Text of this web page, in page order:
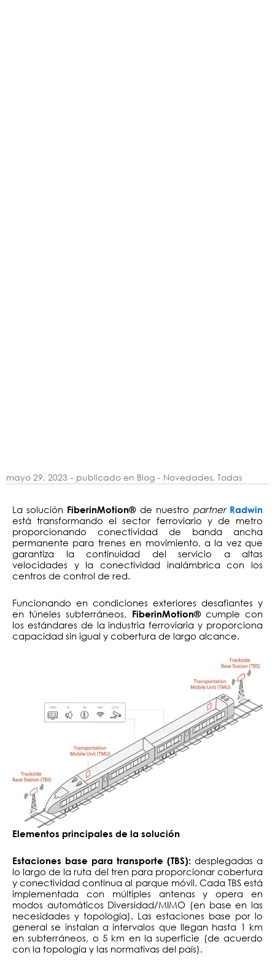
mayo 29, 2023 - publicado en Blog - Novedades, Todas
La solución FiberinMotion®de nuestro partner Radwin
está transformando el sector ferroviario y de metro
proporcionando conectividad de banda ancha
permanente para trenes en movimiento, a la vez que
garantiza la continuidad del servicio a altas
velocidades y la conectividad inalámbrica con los
centros de control de red.
Funcionando en condiciones exteriores desafiantes y
en túneles subterráneos,
FiberinMotion®cumple con
los estándares de la industria ferroviaria y proporciona
capacidad sin igual y cobertura de largo alcance.
Elementos principales de la solución
Estaciones base para transporte (TBS): desplegadas a
lo largo de la ruta del tren para proporcionar cobertura
y conectividad continua al parque móvil. Cada TBS está
implementada con múltiples antenas y opera en
modos automáticos Diversidad/MIMO (en base en las
necesidades y topología). Las estaciones base por lo
general se instalan a intervalos que llegan hasta 1 km
en subterráneos, o 5 km en la superficie (de acuerdo
con la topología y las normativas del país).